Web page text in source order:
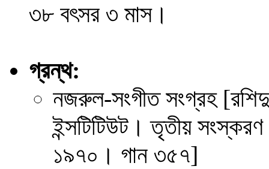
৩৮ বৎসর ৩ মাস।
গ্রন্থ:
নজরুল-সংগীত সংগ্রহ
ইন্সটিটিউট। তৃতীয়
১৯৭০। গান ৩৫৭]